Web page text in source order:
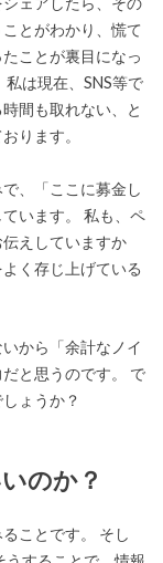
とがわかり、慌て
ことが裏目になっ
は現在、SNS等で
間も取れない、と
ります。
、「ここに募金し
います。 私も、ペ
えしていますか
く存じ上げている
から「余計なノイ
と思うのです。 で
ょうか？
のか？
ことです。 そし